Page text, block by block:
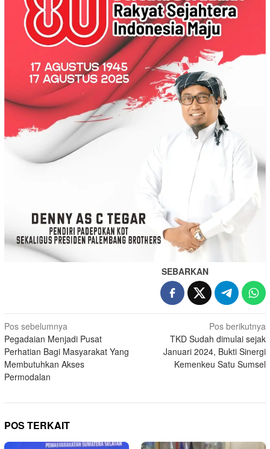
SEBARKAN
Navigasi
pos
Pos sebelumnya
Pegadaian Menjadi Pusat
Perhatian Bagi Masyarakat Yang
Membutuhkan Akses
Permodalan
Pos berikutnya
TKD Sudah dimulai sejak
Januari 2024, Bukti Sinergi
Kemenkeu Satu Sumsel
POS TERKAIT